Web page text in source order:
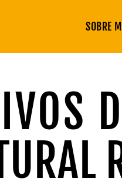
SOBRE